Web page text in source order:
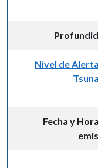
Nivel de
Fecha y